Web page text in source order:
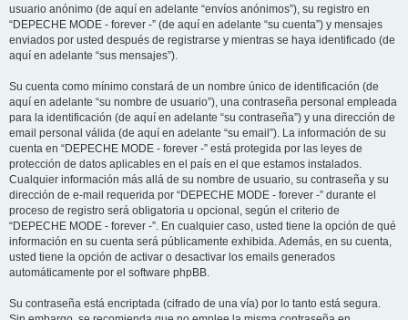
usuario anónimo (de aquí en adelante “envíos anónimos”), su registro en
“DEPECHE MODE - forever -” (de aquí en adelante “su cuenta”) y mensajes
enviados por usted después de registrarse y mientras se haya identificado (de
aquí en adelante “sus mensajes”).
Su cuenta como mínimo constará de un nombre único de identificación (de
aquí en adelante “su nombre de usuario”), una contraseña personal empleada
para la identificación (de aquí en adelante “su contraseña”) y una dirección de
email personal válida (de aquí en adelante “su email”). La información de su
cuenta en “DEPECHE MODE - forever -” está protegida por las leyes de
protección de datos aplicables en el país en el que estamos instalados.
Cualquier información más allá de su nombre de usuario, su contraseña y su
dirección de e-mail requerida por “DEPECHE MODE - forever -” durante el
proceso de registro será obligatoria u opcional, según el criterio de
“DEPECHE MODE - forever -”. En cualquier caso, usted tiene la opción de qué
información en su cuenta será públicamente exhibida. Además, en su cuenta,
usted tiene la opción de activar o desactivar los emails generados
automáticamente por el software phpBB.
Su contraseña está encriptada (cifrado de una vía) por lo tanto está segura.